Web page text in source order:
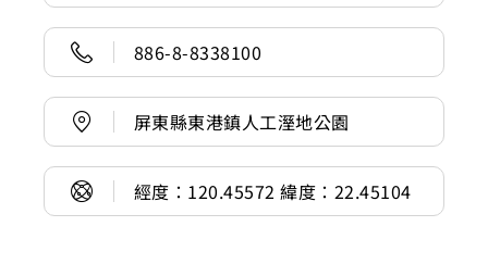
886-8-8338100
屏東縣東港鎮人工溼地公園
經度：120.45572 緯度：22.45104